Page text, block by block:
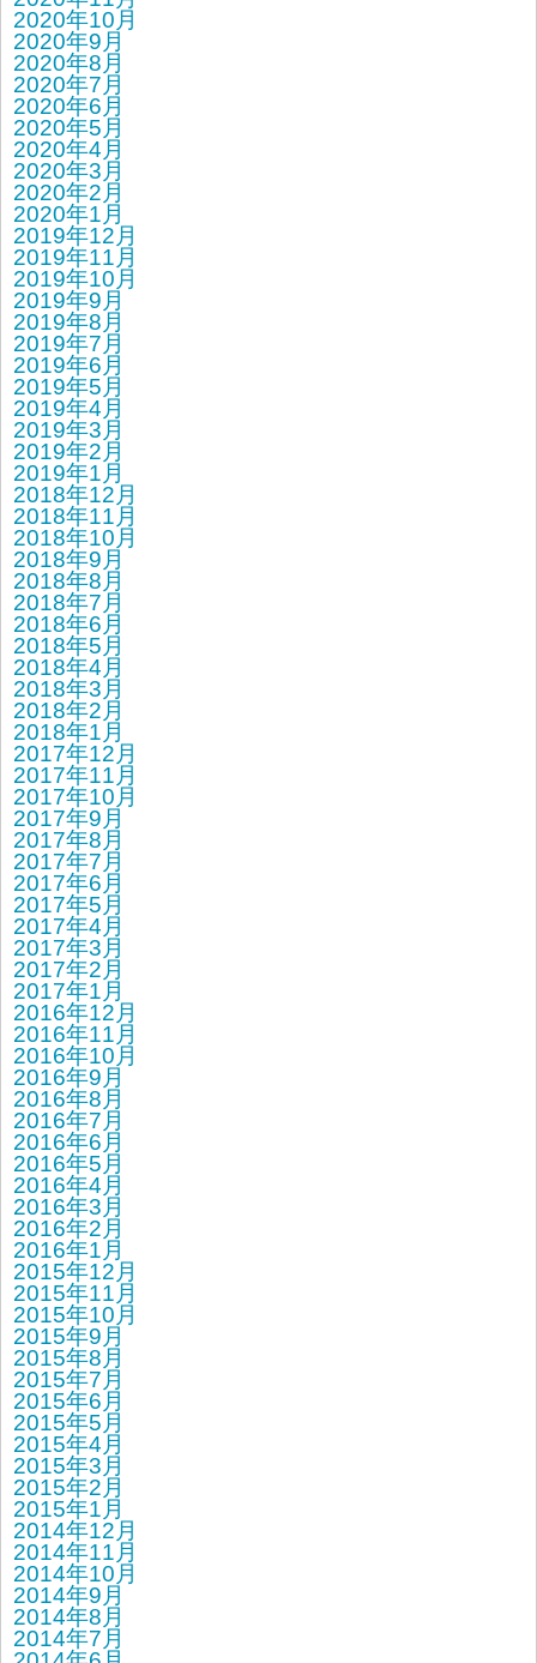
2020年10月
2020年9月
2020年8月
2020年7月
2020年6月
2020年5月
2020年4月
2020年3月
2020年2月
2020年1月
2019年12月
2019年11月
2019年10月
2019年9月
2019年8月
2019年7月
2019年6月
2019年5月
2019年4月
2019年3月
2019年2月
2019年1月
2018年12月
2018年11月
2018年10月
2018年9月
2018年8月
2018年7月
2018年6月
2018年5月
2018年4月
2018年3月
2018年2月
2018年1月
2017年12月
2017年11月
2017年10月
2017年9月
2017年8月
2017年7月
2017年6月
2017年5月
2017年4月
2017年3月
2017年2月
2017年1月
2016年12月
2016年11月
2016年10月
2016年9月
2016年8月
2016年7月
2016年6月
2016年5月
2016年4月
2016年3月
2016年2月
2016年1月
2015年12月
2015年11月
2015年10月
2015年9月
2015年8月
2015年7月
2015年6月
2015年5月
2015年4月
2015年3月
2015年2月
2015年1月
2014年12月
2014年11月
2014年10月
2014年9月
2014年8月
2014年7月